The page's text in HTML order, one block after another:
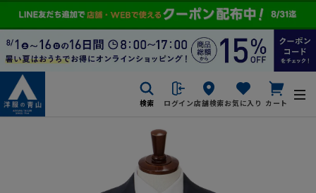
検索 ログイン店舗検索お気に入り カート